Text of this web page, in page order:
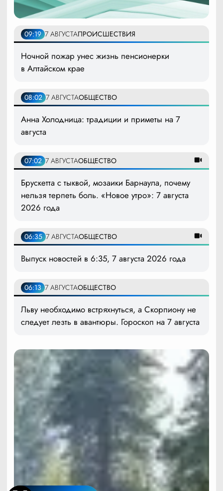
09:19 7 АВГУСТАПРОИСШЕСТВИЯ
Ночной пожар унес жизнь пенсионерки
в Алтайском крае
08:02 7 АВГУСТАОБЩЕСТВО
Анна Холодница: традиции и приметы на 7
августа
07:02 7 АВГУСТАОБЩЕСТВО
Брускетта с тыквой, мозаики Барнаула, почему
нельзя терпеть боль. «Новое утро»: 7 августа
2026 года
06:35 7 АВГУСТАОБЩЕСТВО
Выпуск новостей в 6:35, 7 августа 2026 года
06:13 7 АВГУСТАОБЩЕСТВО
Льву необходимо встряхнуться, а Скорпиону не
следует лезть в авантюры. Гороскоп на 7 августа